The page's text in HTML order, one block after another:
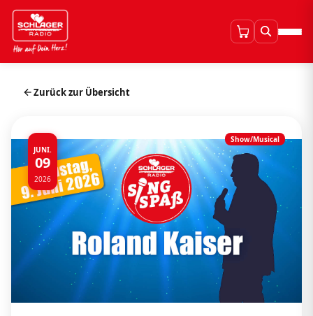
Zurück zur Übersicht
JUNI.
09
2026
Show/Musical